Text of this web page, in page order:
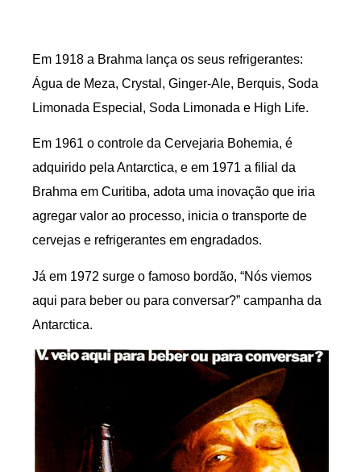
Em 1918 a Brahma lança os seus refrigerantes:
Água de Meza, Crystal, Ginger-Ale, Berquis, Soda
Limonada Especial, Soda Limonada e High Life.
Em 1961 o controle da Cervejaria Bohemia, é
adquirido pela Antarctica, e em 1971 a filial da
Brahma em Curitiba, adota uma inovação que iria
agregar valor ao processo, inicia o transporte de
cervejas e refrigerantes em engradados.
Já em 1972 surge o famoso bordão, “Nós viemos
aqui para beber ou para conversar?” campanha da
Antarctica.